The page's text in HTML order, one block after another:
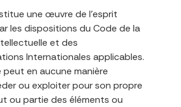
une œuvre de l’esprit
les dispositions du Code de la
et des
Internationales applicables.
peut en aucune manière
ou exploiter pour son propre
ou partie des éléments ou